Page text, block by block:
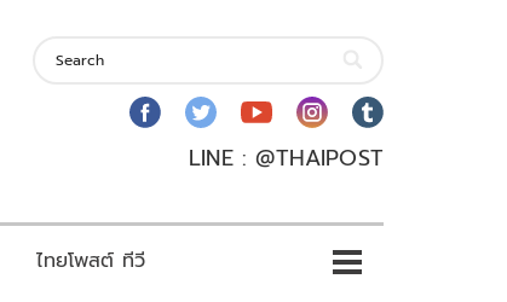
LINE : @THAIPOST
ไทยโพสต์ ทีวี